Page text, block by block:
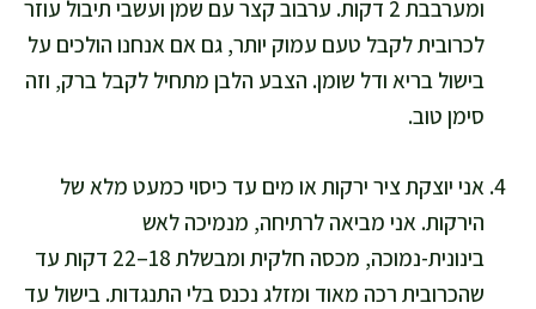
ומערבבת 2 דקות. ערבוב קצר עם שמן ועשבי תיבול עוזר
לכרובית לקבל טעם עמוק יותר, גם אם אנחנו הולכים על
בישול בריא ודל שומן. הצבע הלבן מתחיל לקבל ברק, וזה
סימן טוב.
אני יוצקת ציר ירקות או מים עד כיסוי כמעט מלא של
הירקות. אני מביאה לרתיחה, מנמיכה לאש
בינונית-נמוכה, מכסה חלקית ומבשלת 18–22 דקות עד
שהכרובית רכה מאוד ומזלג נכנס בלי התנגדות. בישול עד